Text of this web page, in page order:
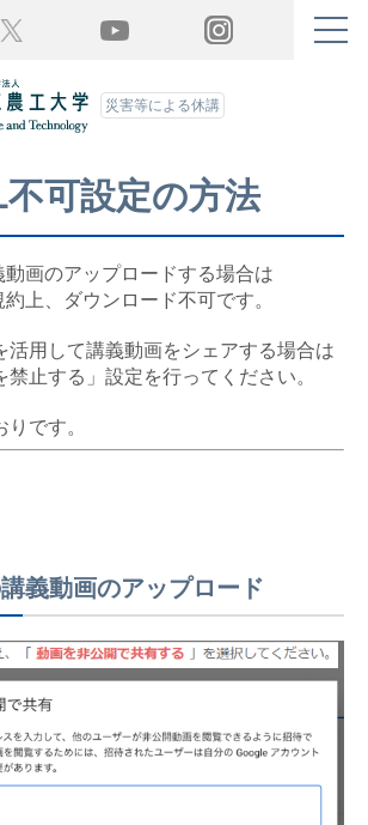
Twitter YouTube Instagram
災害等による休講
可設定の方法
動画のアップロードする場合は
上、ダウンロード不可です。
活用して講義動画をシェアする場合は
禁止する」設定を行ってください。
です。
義動画のアップロード